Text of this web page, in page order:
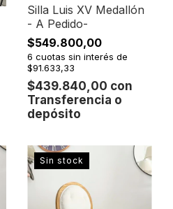
Silla Luis XV Medallón
- A Pedido-
$549.800,00
$439.840,00 con
Transferencia o
depósito
6 cuotas sin interés de
$91.633,33
Sin stock